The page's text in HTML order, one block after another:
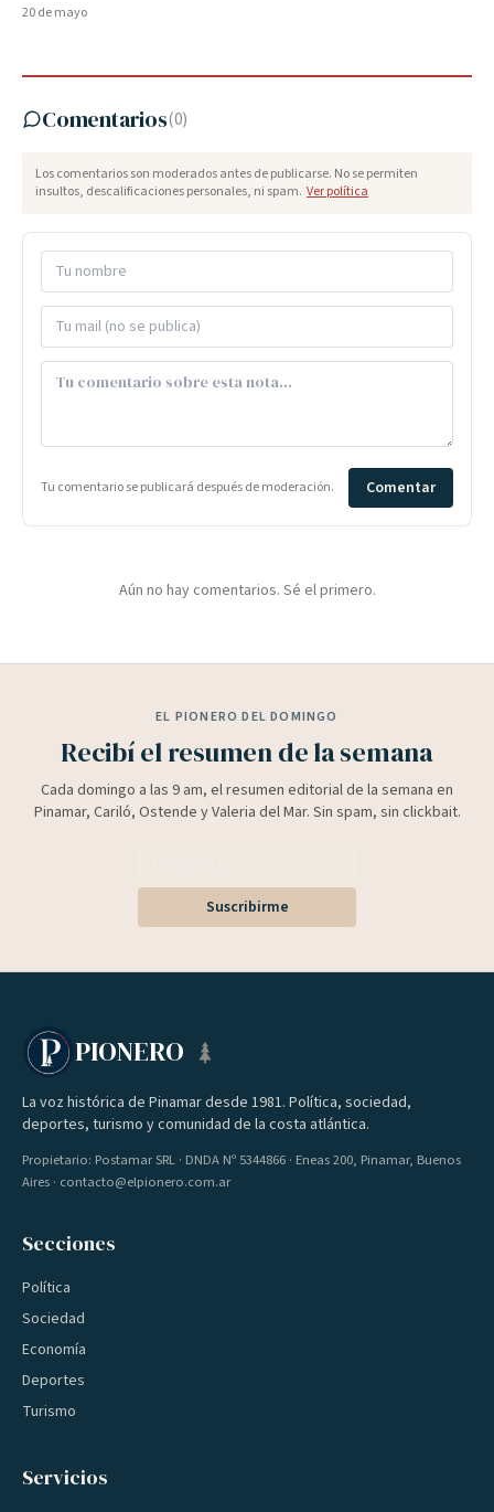
20 de mayo
Comentarios(0)
Los comentarios son moderados antes de publicarse. No se permiten
insultos, descalificaciones personales, ni spam. Ver política
Tu comentario se publicará después de moderación. Comentar
Aún no hay comentarios. Sé el primero.
EL PIONERO DEL DOMINGO
Recibí el resumen de la semana
Cada domingo a las 9 am, el resumen editorial de la semana en
Pinamar, Cariló, Ostende y Valeria del Mar. Sin spam, sin clickbait.
Suscribirme
PIONERO
La voz histórica de Pinamar desde 1981. Política, sociedad,
deportes, turismo y comunidad de la costa atlántica.
Propietario: Postamar SRL · DNDA Nº 5344866 · Eneas 200, Pinamar, Buenos
Aires · contacto@elpionero.com.ar
Secciones
Política
Sociedad
Economía
Deportes
Turismo
Servicios